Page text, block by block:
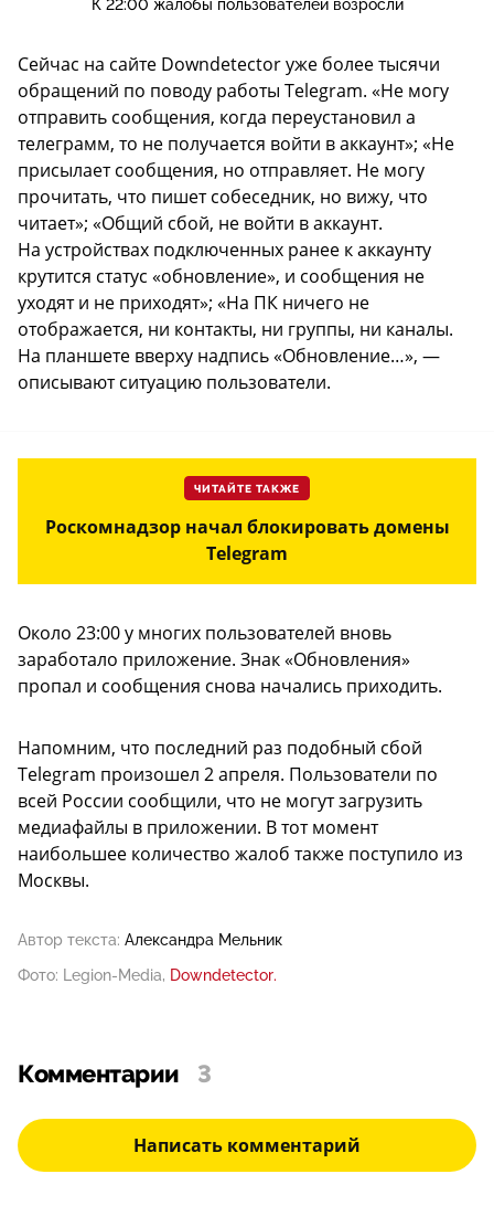
К 22:00 жалобы пользователей возросли
Сейчас на сайте Downdetector уже более тысячи
обращений по поводу работы Telegram. «Не могу
отправить сообщения, когда переустановил а
телеграмм, то не получается войти в аккаунт»; «Не
присылает сообщения, но отправляет. Не могу
прочитать, что пишет собеседник, но вижу, что
читает»; «Общий сбой, не войти в аккаунт.
На устройствах подключенных ранее к аккаунту
крутится статус «обновление», и сообщения не
уходят и не приходят»; «На ПК ничего не
отображается, ни контакты, ни группы, ни каналы.
На планшете вверху надпись «Обновление…», —
описывают ситуацию пользователи.
ЧИТАЙТЕ ТАКЖЕ
Роскомнадзор начал блокировать домены
Telegram
Около 23:00 у многих пользователей вновь
заработало приложение. Знак «Обновления»
пропал и сообщения снова начались приходить.
Напомним, что последний раз подобный сбой
Telegram произошел 2 апреля. Пользователи по
всей России сообщили, что не могут загрузить
медиафайлы в приложении. В тот момент
наибольшее количество жалоб также поступило из
Москвы.
Автор текста: Александра Мельник
Фото: Legion-Media, Downdetector.
Комментарии 3
Написать комментарий